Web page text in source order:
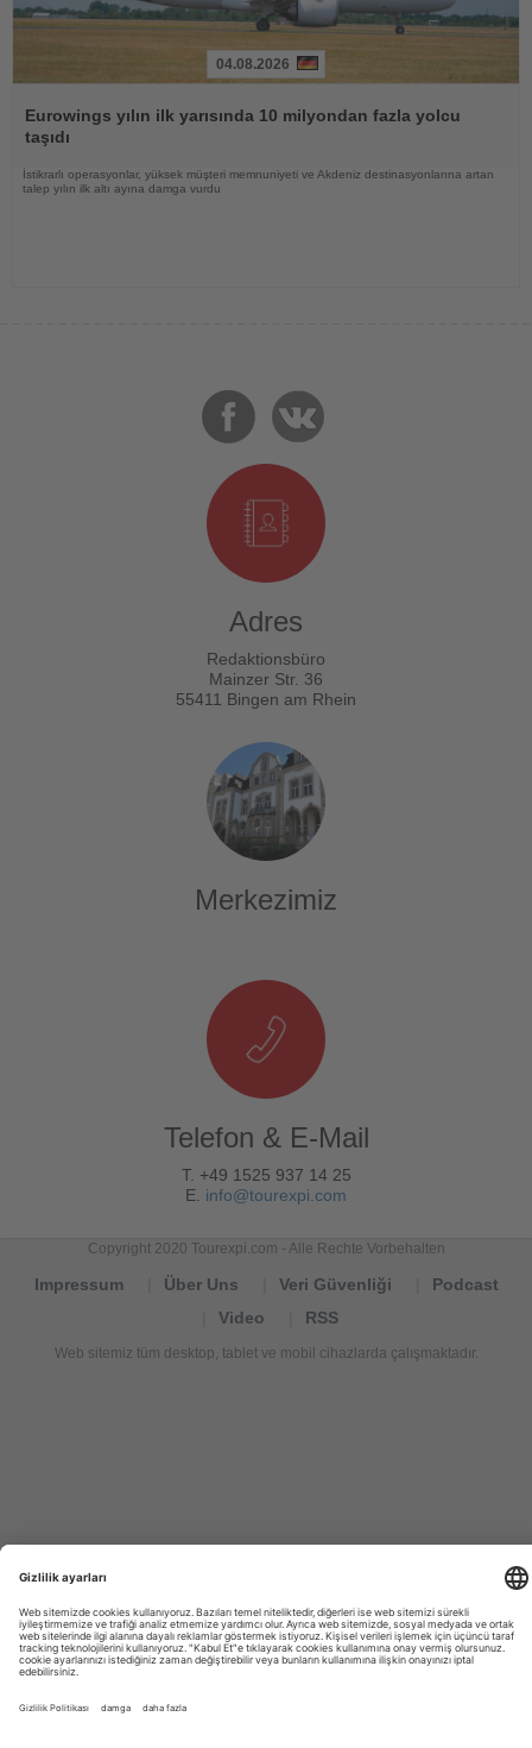
Oku
04.08.2026
Eurowings yılın ilk yarısında 10 milyondan fazla yolcu
taşıdı
İstikrarlı operasyonlar, yüksek müşteri memnuniyeti ve Akdeniz destinasyonlarına artan
talep yılın ilk altı ayına damga vurdu
Adres
Redaktionsbüro
Mainzer Str. 36
55411 Bingen am Rhein
Merkezimiz
Telefon & E-Mail
T. +49 1525 937 14 25
E. info@tourexpi.com
Copyright 2020 Tourexpi.com - Alle Rechte Vorbehalten
Impressum Über Uns Veri Güvenliği
Podcast
Video
RSS
Web sitemiz tüm desktop, tablet ve mobil cihazlarda çalışmaktadır.
de
Nachrichten,
новости
туризма,
tourism